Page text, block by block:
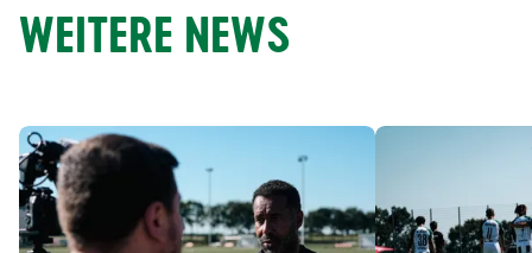
WEITERE NEWS